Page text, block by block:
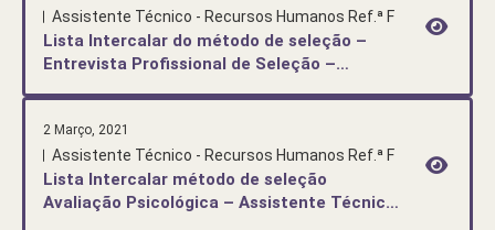
Assistente Técnico - Recursos Humanos Ref.ª F
Lista Intercalar do método de seleção –
Entrevista Profissional de Seleção –
2 Março, 2021
Assistente Técnico - Recursos Humanos Ref.ª F
Lista Intercalar método de seleção
Avaliação Psicológica – Assistente Técnico